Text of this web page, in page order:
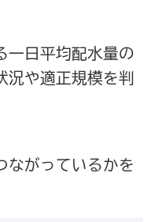
一日平均配水量の
況や適正規模を判
ながっているかを